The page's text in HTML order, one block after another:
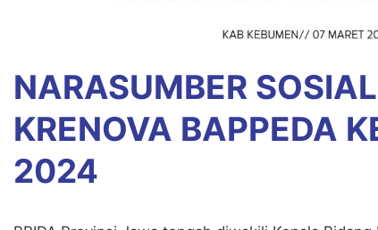
NARASUMBER
KRENOVA BAPPEDA
2024